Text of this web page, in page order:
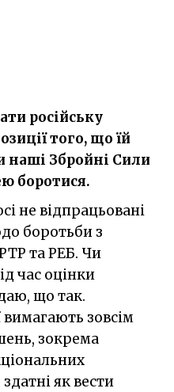
російську
того, що їй
наші Збройні Сили
боротися.
не відпрацьовані
боротьби з
та РЕБ. Чи
час оцінки
що так.
вимагають зовсім
зокрема
здатні як вести